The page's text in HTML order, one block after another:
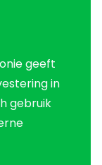
geeft
in
gebruik